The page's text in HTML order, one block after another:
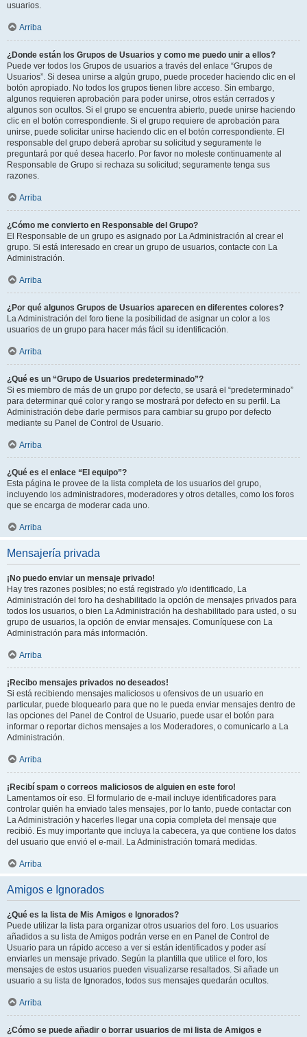
usuarios.
Arriba
¿Donde están los Grupos de Usuarios y como me puedo unir a ellos?
Puede ver todos los Grupos de usuarios a través del enlace “Grupos de
Usuarios”. Si desea unirse a algún grupo, puede proceder haciendo clic en el
botón apropiado. No todos los grupos tienen libre acceso. Sin embargo,
algunos requieren aprobación para poder unirse, otros están cerrados y
algunos son ocultos. Si el grupo se encuentra abierto, puede unirse haciendo
clic en el botón correspondiente. Si el grupo requiere de aprobación para
unirse, puede solicitar unirse haciendo clic en el botón correspondiente. El
responsable del grupo deberá aprobar su solicitud y seguramente le
preguntará por qué desea hacerlo. Por favor no moleste continuamente al
Responsable de Grupo si rechaza su solicitud; seguramente tenga sus
razones.
Arriba
¿Cómo me convierto en Responsable del Grupo?
El Responsable de un grupo es asignado por La Administración al crear el
grupo. Si está interesado en crear un grupo de usuarios, contacte con La
Administración.
Arriba
¿Por qué algunos Grupos de Usuarios aparecen en diferentes colores?
La Administración del foro tiene la posibilidad de asignar un color a los
usuarios de un grupo para hacer más fácil su identificación.
Arriba
¿Qué es un “Grupo de Usuarios predeterminado”?
Si es miembro de más de un grupo por defecto, se usará el “predeterminado”
para determinar qué color y rango se mostrará por defecto en su perfil. La
Administración debe darle permisos para cambiar su grupo por defecto
mediante su Panel de Control de Usuario.
Arriba
¿Qué es el enlace “El equipo”?
Esta página le provee de la lista completa de los usuarios del grupo,
incluyendo los administradores, moderadores y otros detalles, como los foros
que se encarga de moderar cada uno.
Arriba
Mensajería privada
¡No puedo enviar un mensaje privado!
Hay tres razones posibles; no está registrado y/o identificado, La
Administración del foro ha deshabilitado la opción de mensajes privados para
todos los usuarios, o bien La Administración ha deshabilitado para usted, o su
grupo de usuarios, la opción de enviar mensajes. Comuníquese con La
Administración para más información.
Arriba
¡Recibo mensajes privados no deseados!
Si está recibiendo mensajes maliciosos u ofensivos de un usuario en
particular, puede bloquearlo para que no le pueda enviar mensajes dentro de
las opciones del Panel de Control de Usuario, puede usar el botón para
informar o reportar dichos mensajes a los Moderadores, o comunicarlo a La
Administración.
Arriba
¡Recibí spam o correos maliciosos de alguien en este foro!
Lamentamos oír eso. El formulario de e-mail incluye identificadores para
controlar quién ha enviado tales mensajes, por lo tanto, puede contactar con
La Administración y hacerles llegar una copia completa del mensaje que
recibió. Es muy importante que incluya la cabecera, ya que contiene los datos
del usuario que envió el e-mail. La Administración tomará medidas.
Arriba
Amigos e Ignorados
¿Qué es la lista de Mis Amigos e Ignorados?
Puede utilizar la lista para organizar otros usuarios del foro. Los usuarios
añadidos a su lista de Amigos podrán verse en en Panel de Control de
Usuario para un rápido acceso a ver si están identificados y poder así
enviarles un mensaje privado. Según la plantilla que utilice el foro, los
mensajes de estos usuarios pueden visualizarse resaltados. Si añade un
usuario a su lista de Ignorados, todos sus mensajes quedarán ocultos.
Arriba
¿Cómo se puede añadir o borrar usuarios de mi lista de Amigos e